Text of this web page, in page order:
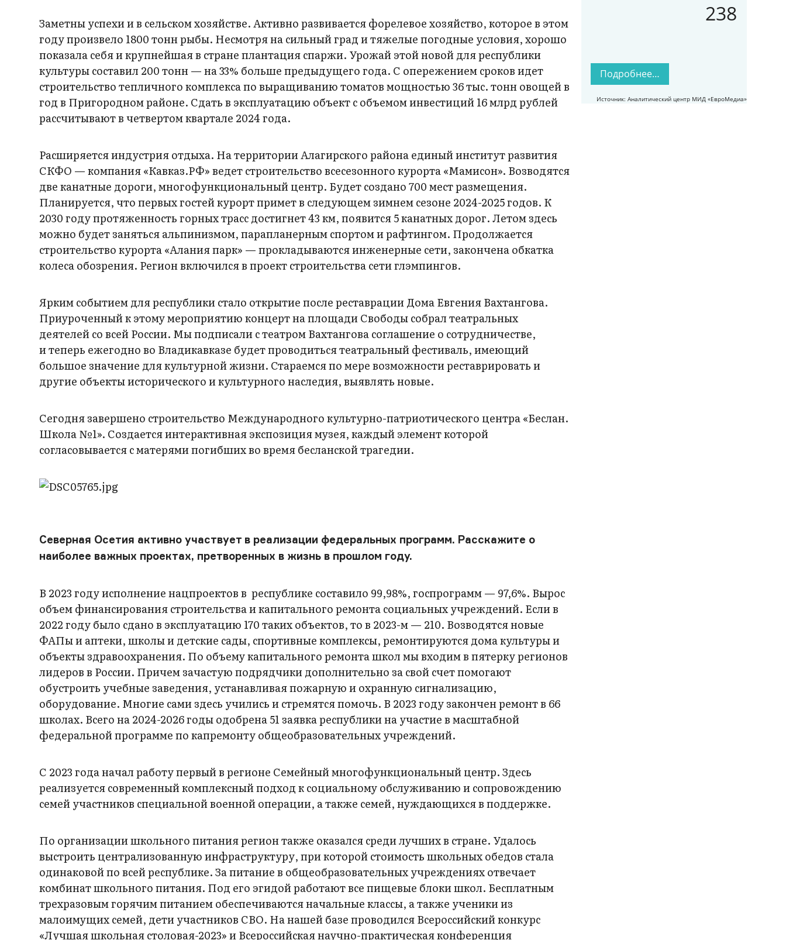
Заметны успехи и в сельском хозяйстве. Активно развивается форелевое хозяйство, которое в этом
году произвело 1800 тонн рыбы. Несмотря на сильный град и тяжелые погодные условия, хорошо
показала себя и крупнейшая в стране плантация спаржи. Урожай этой новой для республики
культуры составил 200 тонн — на 33% больше предыдущего года. С опережением сроков идет
строительство тепличного комплекса по выращиванию томатов мощностью 36 тыс. тонн овощей в
год в Пригородном районе. Сдать в эксплуатацию объект с объемом инвестиций 16 млрд рублей
рассчитывают в четвертом квартале 2024 года.
Расширяется индустрия отдыха. На территории Алагирского района единый институт развития
СКФО — компания «Кавказ.РФ» ведет строительство всесезонного курорта «Мамисон». Возводятся
две канатные дороги, многофункциональный центр. Будет создано 700 мест размещения.
Планируется, что первых гостей курорт примет в следующем зимнем сезоне 2024-2025 годов. К
2030 году протяженность горных трасс достигнет 43 км, появится 5 канатных дорог. Летом здесь
можно будет заняться альпинизмом, парапланерным спортом и рафтингом. Продолжается
строительство курорта «Алания парк» — прокладываются инженерные сети, закончена обкатка
колеса обозрения. Регион включился в проект строительства сети глэмпингов.
Ярким событием для республики стало открытие после реставрации Дома Евгения Вахтангова.
Приуроченный к этому мероприятию концерт на площади Свободы собрал театральных
деятелей со всей России. Мы подписали с театром Вахтангова соглашение о сотрудничестве,
и теперь ежегодно во Владикавказе будет проводиться театральный фестиваль, имеющий
большое значение для культурной жизни. Стараемся по мере возможности реставрировать и
другие объекты исторического и культурного наследия, выявлять новые.
Сегодня завершено строительство Международного культурно-патриотического центра «Беслан.
Школа №1». Создается интерактивная экспозиция музея, каждый элемент которой
согласовывается с матерями погибших во время бесланской трагедии.
Северная Осетия активно участвует в реализации федеральных программ. Расскажите о
наиболее важных проектах, претворенных в жизнь в прошлом году.
В 2023 году исполнение нацпроектов в республике составило 99,98%, госпрограмм — 97,6%. Вырос
объем финансирования строительства и капитального ремонта социальных учреждений. Если в
2022 году было сдано в эксплуатацию 170 таких объектов, то в 2023-м — 210. Возводятся новые
ФАПы и аптеки, школы и детские сады, спортивные комплексы, ремонтируются дома культуры и
объекты здравоохранения. По объему капитального ремонта школ мы входим в пятерку регионов
лидеров в России. Причем зачастую подрядчики дополнительно за свой счет помогают
обустроить учебные заведения, устанавливая пожарную и охранную сигнализацию,
оборудование. Многие сами здесь учились и стремятся помочь. В 2023 году закончен ремонт в 66
школах. Всего на 2024-2026 годы одобрена 51 заявка республики на участие в масштабной
федеральной программе по капремонту общеобразовательных учреждений.
С 2023 года начал работу первый в регионе Семейный многофункциональный центр. Здесь
реализуется современный комплексный подход к социальному обслуживанию и сопровождению
семей участников специальной военной операции, а также семей, нуждающихся в поддержке.
По организации школьного питания регион также оказался среди лучших в стране. Удалось
выстроить централизованную инфраструктуру, при которой стоимость школьных обедов стала
одинаковой по всей республике. За питание в общеобразовательных учреждениях отвечает
комбинат школьного питания. Под его эгидой работают все пищевые блоки школ. Бесплатным
трехразовым горячим питанием обеспечиваются начальные классы, а также ученики из
малоимущих семей, дети участников СВО. На нашей базе проводился Всероссийский конкурс
«Лучшая школьная столовая-2023» и Всероссийская научно-практическая конференция
238
Подробнее…
Источник: Аналитический центр МИД «ЕвроМедиа»